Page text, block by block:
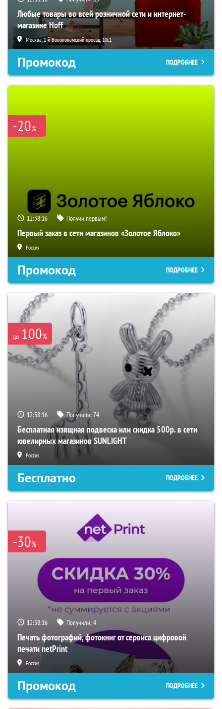
Любые товары во всей розничной сети и интернет-
магазине Hoff
Москва, 1-й Волоколамский проезд, 10с1
Промокод ПОДРОБНЕЕ
-20%
12:38:15 Получи первым!
Первый заказ в сети магазинов «Золотое Яблоко»
Россия
Промокод ПОДРОБНЕЕ
до 100%
12:38:15 Получили:74
Бесплатная изящная подвеска или скидка 500р. в сети
ювелирных магазинов SUNLIGHT
Россия
Бесплатно ПОДРОБНЕЕ
-30%
12:38:15 Получили:4
Печать фотографий, фотокниг от сервиса цифровой
печати netPrint
Россия
Промокод ПОДРОБНЕЕ